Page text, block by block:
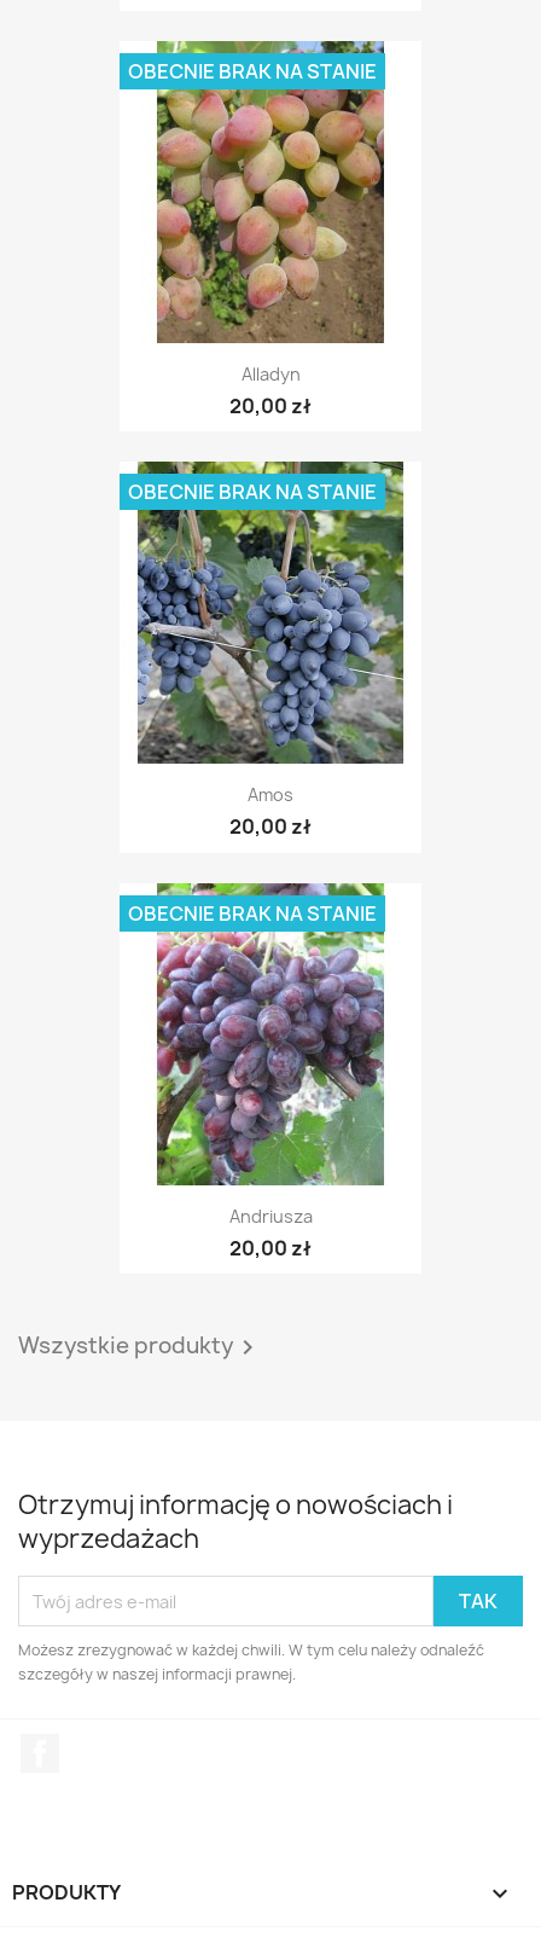
Alladyn
20,00 zł
OBECNIE BRAK NA STANIE
Amos
20,00 zł
OBECNIE BRAK NA STANIE
Andriusza
20,00 zł
OBECNIE BRAK NA STANIE
Wszystkie produkty 
Otrzymuj informację o nowościach i
wyprzedażach
Możesz zrezygnować w każdej chwili. W tym celu należy odnaleźć
szczegóły w naszej informacji prawnej.
PRODUKTY 